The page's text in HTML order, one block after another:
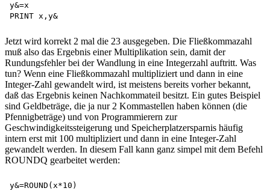
y&=x
Jetzt wird korrekt 2 mal die 23 ausgegeben. Die Fließkommazahl
muß also das Ergebnis einer Multiplikation sein, damit der
Rundungsfehler bei der Wandlung in eine Integerzahl auftritt. Was
tun? Wenn eine Fließkommazahl multipliziert und dann in eine
Integer-Zahl gewandelt wird, ist meistens bereits vorher bekannt,
daß das Ergebnis keinen Nachkommateil besitzt. Ein gutes Beispiel
sind Geldbeträge, die ja nur 2 Kommastellen haben können (die
Pfennigbeträge) und von Programmierern zur
Geschwindigkeitssteigerung und Speicherplatzersparnis häufig
intern erst mit 100 multipliziert und dann in eine Integer-Zahl
gewandelt werden. In diesem Fall kann ganz simpel mit dem Befehl
ROUNDQ gearbeitet werden: